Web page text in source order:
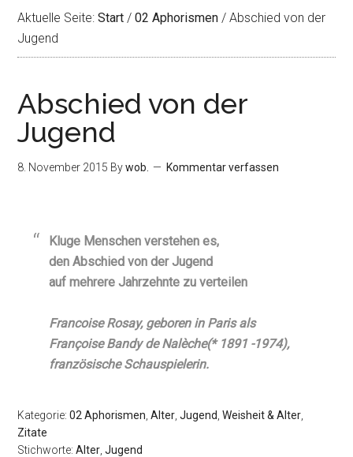
Aktuelle Seite:Start / 02 Aphorismen / Abschied von der
Jugend
Abschied von der
Jugend
8. November 2015 Bywob. Kommentar verfassen
Kluge Menschen verstehen es,
den Abschied von der Jugend
auf mehrere Jahrzehnte zu verteilen
Francoise Rosay, geboren in Paris als
Françoise Bandy de Nalèche(* 1891 -1974),
französische Schauspielerin.
Kategorie:02 Aphorismen ,Alter ,Jugend ,Weisheit & Alter
Zitate
Stichworte:Alter ,Jugend